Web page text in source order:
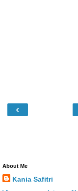
‹
About Me
Kania Safitri